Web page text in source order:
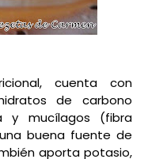
cuenta con
de carbono
y mucílagos (fibra
buena fuente de
aporta potasio,